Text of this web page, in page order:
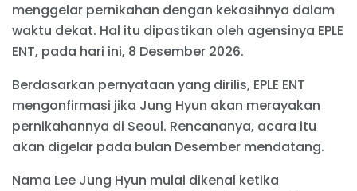
menggelar pernikahan dengan kekasihnya dalam
waktu dekat. Hal itu dipastikan oleh agensinya EPLE
ENT, pada hari ini, 8 Desember 2026.
Berdasarkan pernyataan yang dirilis, EPLE ENT
mengonfirmasi jika Jung Hyun akan merayakan
pernikahannya di Seoul. Rencananya, acara itu
akan digelar pada bulan Desember mendatang.
Nama Lee Jung Hyun mulai dikenal ketika